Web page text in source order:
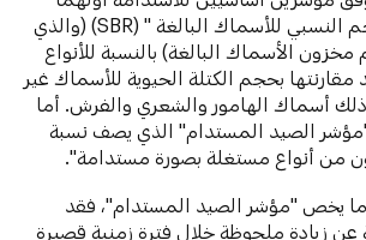
مؤشر "متوسط الحجم النسبي للأسماك البالغة " (SBR) (والذي
الأسماك البالغة) بالنسبة للأنواع
مقارنتها بحجم الكتلة الحيوية للأسماك غير
أسماك الهامور والشعري والفرش. أما
"مؤشر الصيد المستدام" الذي يصف نسبة
من أنواع مستغلة بصورة مستدامة".
يخص "مؤشر الصيد المستدام"، فقد
عن زيادة ملحوظة خلال فترة زمنية قصيرة